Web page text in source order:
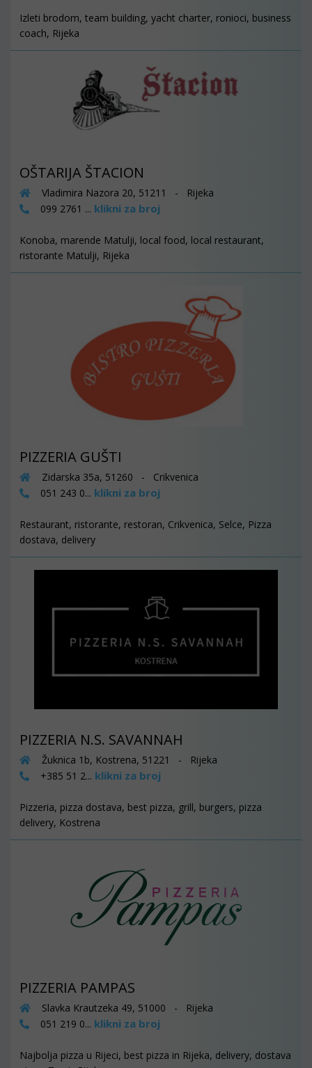
Izleti brodom, team building, yacht charter, ronioci, business
coach, Rijeka
OŠTARIJA ŠTACION
Vladimira Nazora 20, 51211 - Rijeka
099 2761 ... klikni za broj
Konoba, marende Matulji, local food, local restaurant,
ristorante Matulji, Rijeka
PIZZERIA GUŠTI
Zidarska 35a, 51260 - Crikvenica
051 243 0... klikni za broj
Restaurant, ristorante, restoran, Crikvenica, Selce, Pizza
dostava, delivery
PIZZERIA N.S. SAVANNAH
Žuknica 1b, Kostrena, 51221 - Rijeka
+385 51 2... klikni za broj
Pizzeria, pizza dostava, best pizza, grill, burgers, pizza
delivery, Kostrena
PIZZERIA PAMPAS
Slavka Krautzeka 49, 51000 - Rijeka
051 219 0... klikni za broj
Najbolja pizza u Rijeci, best pizza in Rijeka, delivery, dostava